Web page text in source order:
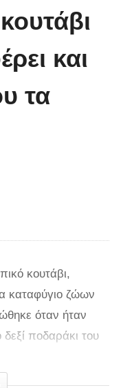
και
τα
κουτάβι,
καταφύγιο ζώων
όταν ήταν
ποδαράκι του
αυτόν να